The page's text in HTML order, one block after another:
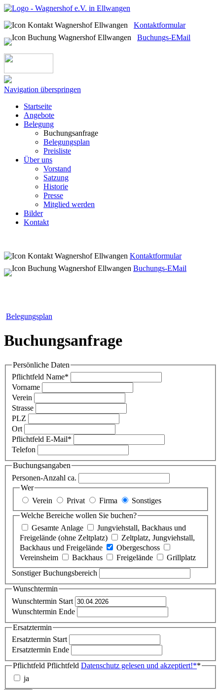
Kontaktformular
Buchungs-EMail
Navigation überspringen
Startseite
Angebote
Belegung
Buchungsanfrage
Belegungsplan
Preisliste
Über uns
Vorstand
Satzung
Historie
Presse
Mitglied werden
Bilder
Kontakt
Kontaktformular
Buchungs-EMail
Belegungsplan
Buchungsanfrage
Persönliche Daten
Pflichtfeld Name*
Vorname
Verein
Strasse
PLZ
Ort
Pflichtfeld E-Mail*
Telefon
Buchungsangaben
Personen-Anzahl ca.
Wer
Verein
Privat Firma
Sonstiges
Welche Bereiche wollen Sie buchen?
Gesamte Anlage
Jungviehstall, Backhaus und
Freigelände (ohne Zeltplatz)
Zeltplatz, Jungviehstall,
Backhaus und Freigelände
Obergeschoss
Vereinsheim
Backhaus Freigelände
Grillplatz
Sonstiger Buchungsbereich
Wunschtermin
Wunschtermin Start
Wunschtermin Ende
Ersatztermin
Ersatztermin Start
Ersatztermin Ende
Pflichtfeld Pflichtfeld Datenschutz gelesen und akzeptiert!**
ja